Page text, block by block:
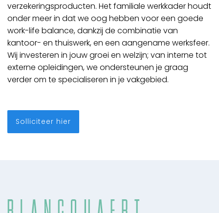
verzekeringsproducten. Het familiale werkkader houdt
onder meer in dat we oog hebben voor een goede
work-life balance, dankzij de combinatie van
kantoor- en thuiswerk, en een aangename werksfeer.
Wij investeren in jouw groei en welzijn; van interne tot
externe opleidingen, we ondersteunen je graag
verder om te specialiseren in je vakgebied.
Solliciteer hier